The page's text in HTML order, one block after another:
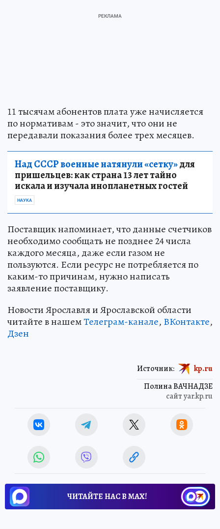
11 тысячам абонентов плата уже начисляется
по нормативам - это значит, что они не
передавали показания более трех месяцев.
Над СССР военные натянули «сетку»для
пришельцев: как страна 13 лет тайно
искала и изучала инопланетных гостей
НАУКА
Поставщик напоминает, что данные счетчиков
необходимо сообщать не позднее 24 числа
каждого месяца, даже если газом не
пользуются. Если ресурс не потребляется по
каким-то причинам, нужно написать
заявление поставщику.
Новости Ярославля и Ярославской области
читайте в нашемТелеграм-канале, ВКонтакте,
Дзен
Полина ВАЧНАДЗЕ
сайт yar.kp.ru
Источник: kp.ru
ЧИТАЙТЕ НАС В МАХ!